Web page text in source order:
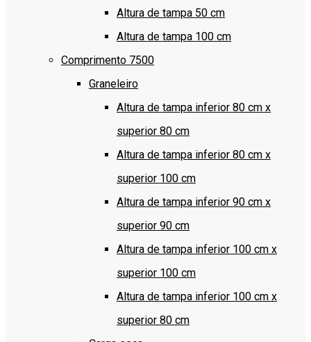
Altura de tampa 50 cm
Altura de tampa 100 cm
Comprimento 7500
Graneleiro
Altura de tampa inferior 80 cm x
superior 80 cm
Altura de tampa inferior 80 cm x
superior 100 cm
Altura de tampa inferior 90 cm x
superior 90 cm
Altura de tampa inferior 100 cm x
superior 100 cm
Altura de tampa inferior 100 cm x
superior 80 cm